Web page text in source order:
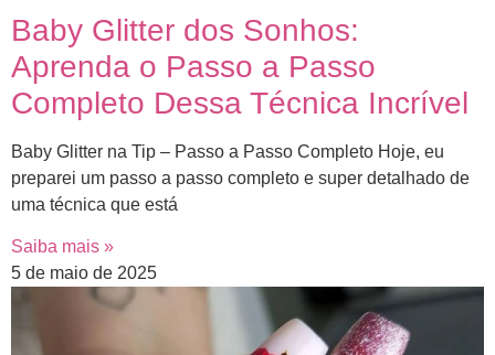
Baby Glitter dos Sonhos:
Aprenda o Passo a Passo
Completo Dessa Técnica Incrível
Baby Glitter na Tip – Passo a Passo Completo Hoje, eu
preparei um passo a passo completo e super detalhado de
uma técnica que está
Saiba mais »
5 de maio de 2025